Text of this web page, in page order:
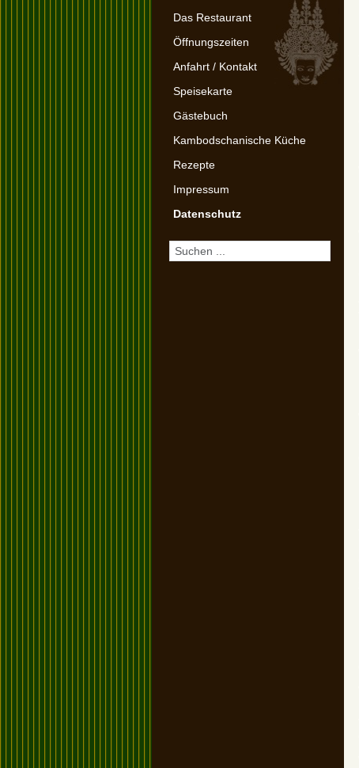
Das Restaurant
Öffnungszeiten
Anfahrt / Kontakt
Speisekarte
Gästebuch
Kambodschanische Küche
Rezepte
Impressum
Datenschutz